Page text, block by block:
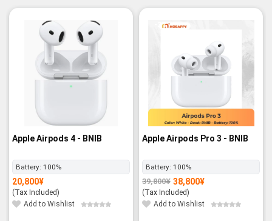
Apple Airpods 4 - BNIB
Battery: 100%
20,800¥
(Tax Included)
Add to Wishlist
-3%
Apple Airpods Pro 3 - BNIB
Battery: 100%
39,800¥
Original
price
was:
39,800¥.
38,800¥
Current
price
is:
38,800¥.
(Tax Included)
Add to Wishlist